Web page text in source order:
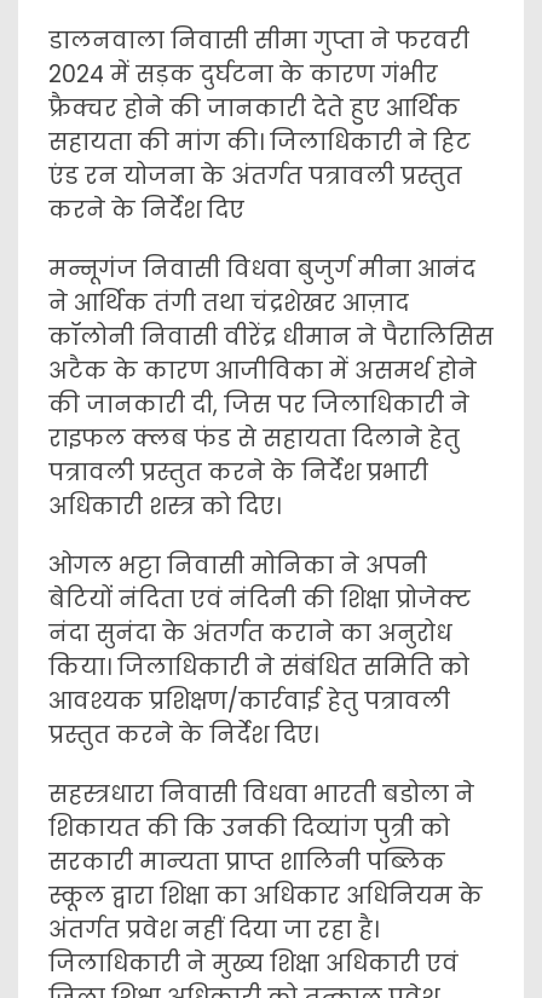
डालनवाला निवासी सीमा गुप्ता ने फरवरी
2024 में सड़क दुर्घटना के कारण गंभीर
फ्रैक्चर होने की जानकारी देते हुए आर्थिक
सहायता की मांग की। जिलाधिकारी ने हिट
एंड रन योजना के अंतर्गत पत्रावली प्रस्तुत
करने के निर्देश दिए
मन्नूगंज निवासी विधवा बुजुर्ग मीना आनंद
ने आर्थिक तंगी तथा चंद्रशेखर आज़ाद
कॉलोनी निवासी वीरेंद्र धीमान ने पैरालिसिस
अटैक के कारण आजीविका में असमर्थ होने
की जानकारी दी, जिस पर जिलाधिकारी ने
राइफल क्लब फंड से सहायता दिलाने हेतु
पत्रावली प्रस्तुत करने के निर्देश प्रभारी
अधिकारी शस्त्र को दिए।
ओगल भट्टा निवासी मोनिका ने अपनी
बेटियों नंदिता एवं नंदिनी की शिक्षा प्रोजेक्ट
नंदा सुनंदा के अंतर्गत कराने का अनुरोध
किया। जिलाधिकारी ने संबंधित समिति को
आवश्यक प्रशिक्षण/कार्रवाई हेतु पत्रावली
प्रस्तुत करने के निर्देश दिए।
सहस्त्रधारा निवासी विधवा भारती बडोला ने
शिकायत की कि उनकी दिव्यांग पुत्री को
सरकारी मान्यता प्राप्त शालिनी पब्लिक
स्कूल द्वारा शिक्षा का अधिकार अधिनियम के
अंतर्गत प्रवेश नहीं दिया जा रहा है।
जिलाधिकारी ने मुख्य शिक्षा अधिकारी एवं